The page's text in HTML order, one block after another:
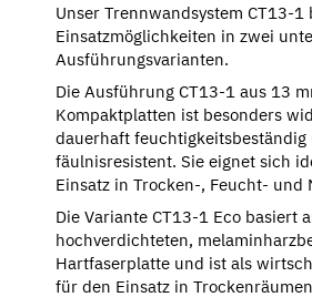
Unser Trennwandsystem CT13-1
Einsatzmöglichkeiten in zwei
Ausführungsvarianten.
Die Ausführung CT13-1 aus 13
Kompaktplatten ist besonders
dauerhaft feuchtigkeitsbeständig
fäulnisresistent. Sie eignet sich
Einsatz in Trocken-, Feucht- und
Die Variante CT13-1 Eco basiert
hochverdichteten,
Hartfaserplatte und ist als
für den Einsatz in